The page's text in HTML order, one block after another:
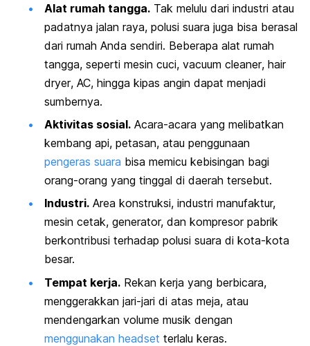
Alat rumah tangga. Tak melulu dari industri atau
padatnya jalan raya, polusi suara juga bisa berasal
dari rumah Anda sendiri. Beberapa alat rumah
tangga, seperti mesin cuci, vacuum cleaner, hair
dryer, AC, hingga kipas angin dapat menjadi
sumbernya.
Aktivitas sosial. Acara-acara yang melibatkan
kembang api, petasan, atau penggunaan
pengeras suara bisa memicu kebisingan bagi
orang-orang yang tinggal di daerah tersebut.
Industri. Area konstruksi, industri manufaktur,
mesin cetak, generator, dan kompresor pabrik
berkontribusi terhadap polusi suara di kota-kota
besar.
Tempat kerja. Rekan kerja yang berbicara,
menggerakkan jari-jari di atas meja, atau
mendengarkan volume musik dengan
menggunakan headset terlalu keras.